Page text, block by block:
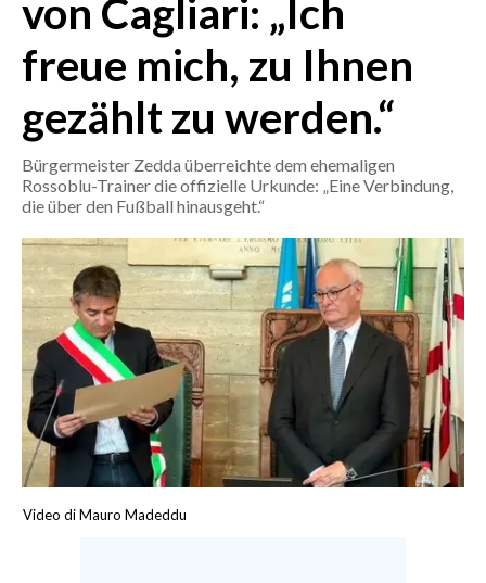
CRONACA
ITALIA
MONDO
POLITICA
SERVIZI ALLE IMPRESE
LAVORO
BANDI
SPORT IN SARDEGNA
SPORT
RISULTATI E CLASSIFICHE
CALCIO
von Cagliari: „Ich
freue mich, zu Ihnen
gezählt zu werden.“
Bürgermeister Zedda überreichte dem ehemaligen
Rossoblu-Trainer die offizielle Urkunde: „Eine Verbindung,
die über den Fußball hinausgeht.“
Video di Mauro Madeddu